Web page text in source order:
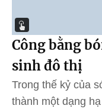
Công bằng
sinh đô thị
Trong thế kỷ của
thành một dạng